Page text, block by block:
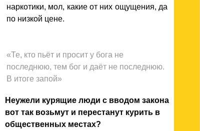
наркотики, мол, какие от них ощущения, да
по низкой цене.
«Те, кто пьёт и просит у бога не
последнюю, тем бог и даёт не последнюю.
В итоге запой»
Неужели курящие люди с вводом закона
вот так возьмут и перестанут курить в
общественных местах?